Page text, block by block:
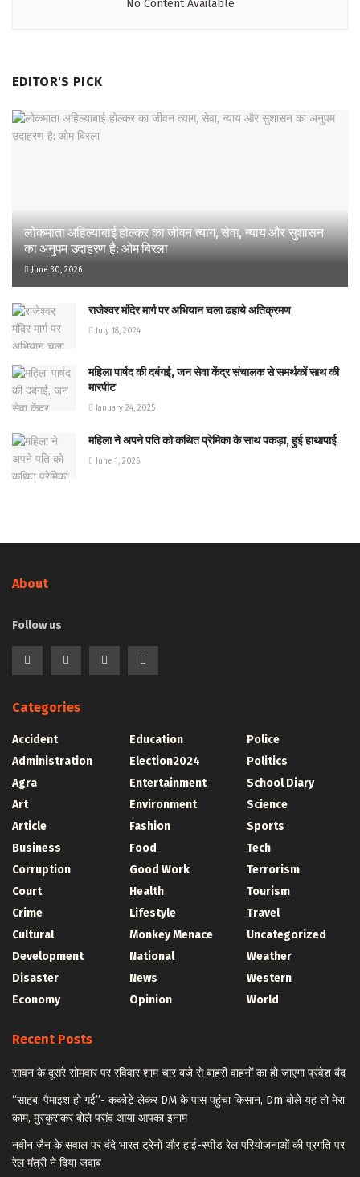
No Content Available
EDITOR'S PICK
लोकमाता अहिल्याबाई होल्कर का जीवन त्याग, सेवा, न्याय और सुशासन
का अनुपम उदाहरण है: ओम बिरला
June 30, 2026
राजेश्वर मंदिर मार्ग पर अभियान चला ढहाये अतिक्रमण
July 18, 2024
महिला पार्षद की दबंगई, जन सेवा केंद्र संचालक से समर्थकों साथ की
मारपीट
January 24, 2025
महिला ने अपने पति को कथित प्रेमिका के साथ पकड़ा, हुई हाथापाई
June 1, 2026
About
Follow us
Categories
Accident
Administration
Agra
Art
Article
Business
Corruption
Court
Crime
Cultural
Development
Disaster
Economy
Education
Election2024
Entertainment
Environment
Fashion
Food
Good Work
Health
Lifestyle
Monkey Menace
National
News
Opinion
Police
Politics
School Diary
Science
Sports
Tech
Terrorism
Tourism
Travel
Uncategorized
Weather
Western
World
Recent Posts
सावन के दूसरे सोमवार पर रविवार शाम चार बजे से बाहरी वाहनों का हो जाएगा प्रवेश बंद
“साहब, पैमाइश हो गई”- ककोड़े लेकर DM के पास पहुंचा किसान, Dm बोले यह तो मेरा
काम, मुस्कुराकर बोले पसंद आया आपका इनाम
नवीन जैन के सवाल पर वंदे भारत ट्रेनों और हाई-स्पीड रेल परियोजनाओं की प्रगति पर
रेल मंत्री ने दिया जवाब